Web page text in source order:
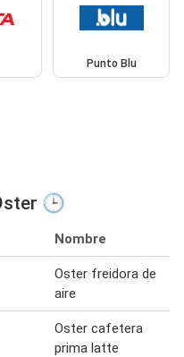
Punto Blu
🕒
Nombre
Oster freidora de
aire
Oster cafetera
prima latte